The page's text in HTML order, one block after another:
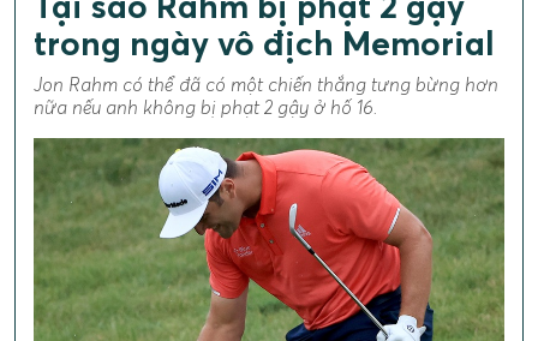
trong ngày vô địch Memorial
Jon Rahm có thể đã có một chiến thắng tưng bừng hơn
nữa nếu anh không bị phạt 2 gậy ở hố 16.